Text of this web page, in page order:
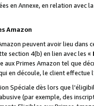
en Annexe, en relation avec
Amazon
peuvent avoir lieu dans
section 4(b) en lien avec les «
aux Primes Amazon tel que
en découle, le client
Spéciale dès lors que
(par exemple, des